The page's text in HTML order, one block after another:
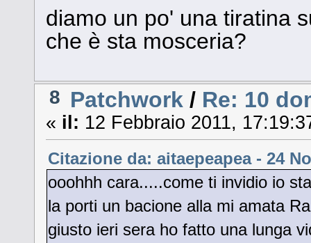
diamo un po' una tiratina
che è sta mosceria?
8 Patchwork / Re: 10
« il: 12 Febbraio 2011,
Citazione da: aitaepeapea - 24
ooohhh cara.....come ti invidio io
la porti un bacione alla mi amata
giusto ieri sera ho fatto una lunga